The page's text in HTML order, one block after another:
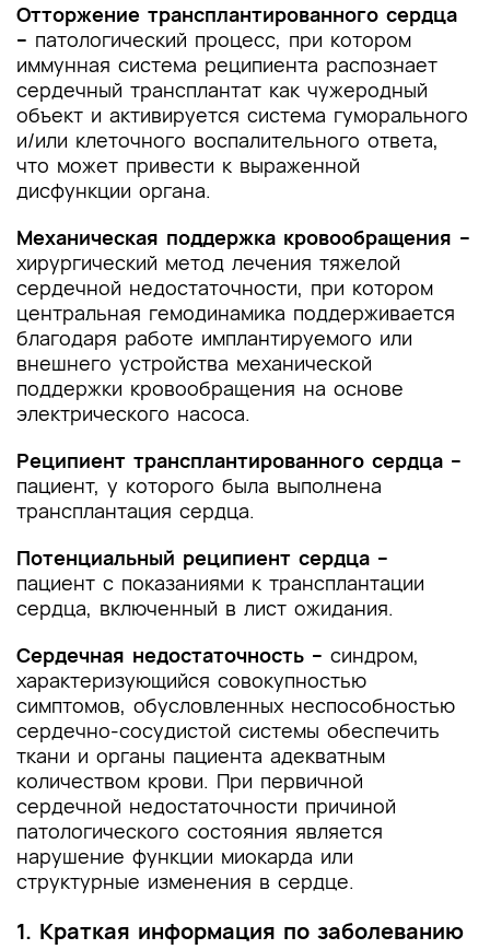
Отторжение трансплантированного сердца
– патологический процесс, при котором
иммунная система реципиента распознает
сердечный трансплантат как чужеродный
объект и активируется система гуморального
и/или клеточного воспалительного ответа,
что может привести к выраженной
дисфункции органа.
Механическая поддержка кровообращения –
хирургический метод лечения тяжелой
сердечной недостаточности, при котором
центральная гемодинамика поддерживается
благодаря работе имплантируемого или
внешнего устройства механической
поддержки кровообращения на основе
электрического насоса.
Реципиент трансплантированного сердца –
пациент, у которого была выполнена
трансплантация сердца.
Потенциальный реципиент сердца –
пациент с показаниями к трансплантации
сердца, включенный в лист ожидания.
Сердечная недостаточность – синдром,
характеризующийся совокупностью
симптомов, обусловленных неспособностью
сердечно-сосудистой системы обеспечить
ткани и органы пациента адекватным
количеством крови. При первичной
сердечной недостаточности причиной
патологического состояния является
нарушение функции миокарда или
структурные изменения в сердце.
1. Краткая информация по заболеванию